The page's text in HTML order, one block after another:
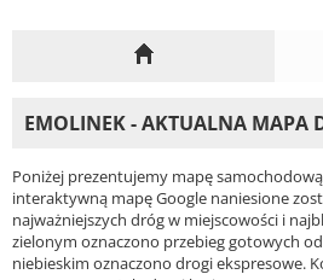
EMOLINEK - AKTUALNA MAPA
Poniżej prezentujemy mapę
interaktywną mapę Google naniesione
najważniejszych dróg w miejscowości i
zielonym oznaczono przebieg gotowych
niebieskim oznaczono drogi ekspresowe.